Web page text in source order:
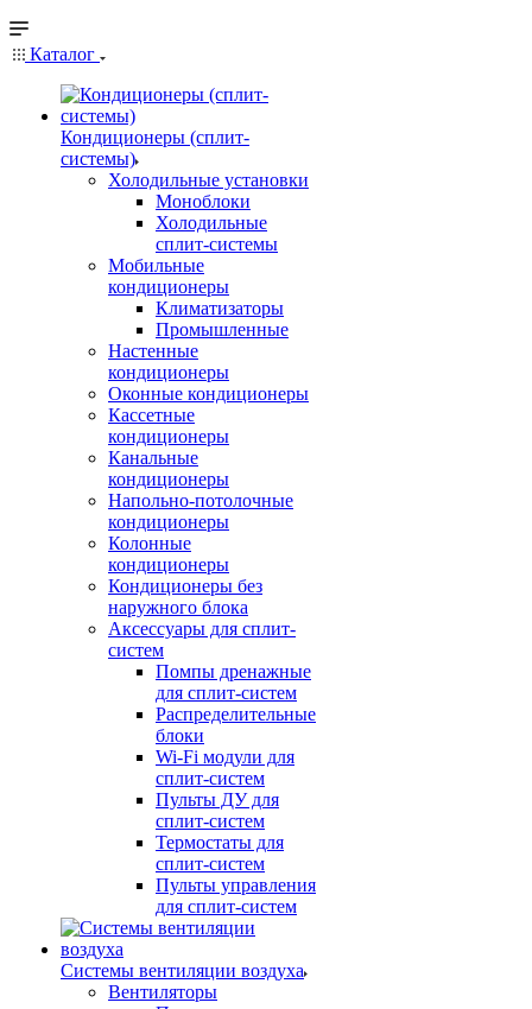
Каталог
Кондиционеры (сплит-
системы)
Холодильные установки
Моноблоки
Холодильные
сплит-системы
Мобильные
кондиционеры
Климатизаторы
Промышленные
Настенные
кондиционеры
Оконные кондиционеры
Кассетные
кондиционеры
Канальные
кондиционеры
Напольно-потолочные
кондиционеры
Колонные
кондиционеры
Кондиционеры без
наружного блока
Аксессуары для сплит-
систем
Помпы дренажные
для сплит-систем
Распределительные
блоки
Wi-Fi модули для
сплит-систем
Пульты ДУ для
сплит-систем
Термостаты для
сплит-систем
Пульты управления
для сплит-систем
Системы вентиляции воздуха
Вентиляторы